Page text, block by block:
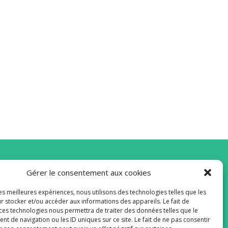
Gérer le consentement aux cookies
meilleures expériences, nous utilisons des technologies telles que les
stocker et/ou accéder aux informations des appareils. Le fait de
technologies nous permettra de traiter des données telles que le
de navigation ou les ID uniques sur ce site. Le fait de ne pas consentir